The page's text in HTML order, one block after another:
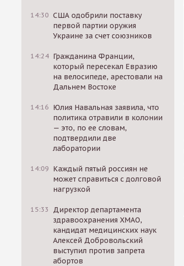
14:30 США одобрили поставку
первой партии оружия
Украине за счет союзников
14:24 Гражданина Франции,
который пересекал Евразию
на велосипеде, арестовали на
Дальнем Востоке
14:16 Юлия Навальная заявила, что
политика отравили в колонии
— это, по ее словам,
подтвердили две
лаборатории
14:09 Каждый пятый россиян не
может справиться с долговой
нагрузкой
15:33
Директор департамента
здравоохранения ХМАО,
кандидат медицинских наук
Алексей Добровольский
выступил против запрета
абортов